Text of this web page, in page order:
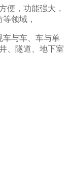
便，功能强大，
领域，
车与车、车与单
、隧道、地下室